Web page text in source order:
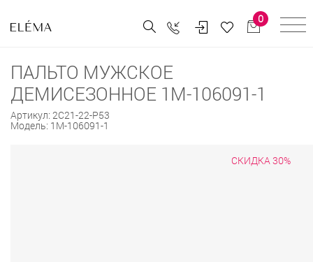
0
ПАЛЬТО МУЖСКОЕ
ДЕМИСЕЗОННОЕ 1М-106091-1
Артикул: 2С21-22-Р53
Модель: 1М-106091-1
СКИДКА 30%